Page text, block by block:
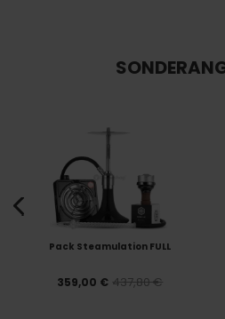
Pack Steamulation FULL
359,00 € 437,80 €